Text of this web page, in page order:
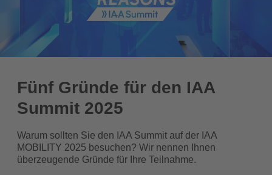
Fünf Gründe für den IAA
Summit 2025
Warum sollten Sie den IAA Summit auf der IAA
MOBILITY 2025 besuchen? Wir nennen Ihnen
überzeugende Gründe für Ihre Teilnahme.